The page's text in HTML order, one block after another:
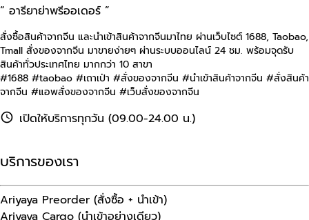
“ อารียาย่าพรีออเดอร์ ”
สั่งซื้อสินค้าจากจีน และนำเข้าสินค้าจากจีนมาไทย ผ่านเว็บไซต์ 1688, Taobao,
Tmall สั่งของจากจีน มาขายง่ายๆ ผ่านระบบออนไลน์ 24 ชม. พร้อมจุดรับ
สินค้าทั่วประเทศไทย มากกว่า 10 สาขา
#1688 #taobao #เถาเป่า #สั่งของจากจีน #นําเข้าสินค้าจากจีน #สั่งสินค้า
จากจีน #แอพสั่งของจากจีน #เว็บสั่งของจากจีน
เปิดให้บริการทุกวัน (09.00-24.00 น.)
บริการของเรา
Ariyaya Preorder (สั่งซื้อ + นำเข้า)
Ariyaya Cargo (นำเข้าอย่างเดียว)